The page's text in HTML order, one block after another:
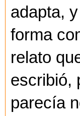
adapta,
forma
relato
escribió,
parecía